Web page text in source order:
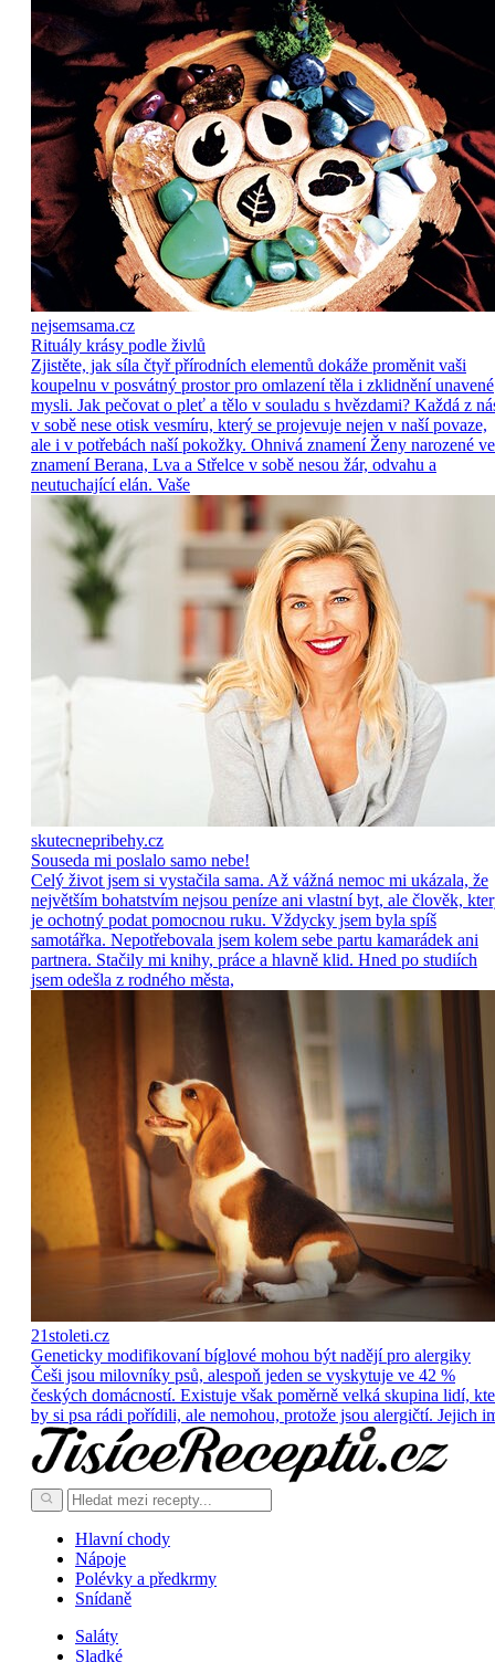
nejsemsama.cz
Rituály krásy podle živlů
Zjistěte, jak síla čtyř přírodních elementů dokáže proměnit vaši
koupelnu v posvátný prostor pro omlazení těla i zklidnění unavené
mysli. Jak pečovat o pleť a tělo v souladu s hvězdami? Každá z
v sobě nese otisk vesmíru, který se projevuje nejen v naší povaze,
ale i v potřebách naší pokožky. Ohnivá znamení Ženy narozené ve
znamení Berana, Lva a Střelce v sobě nesou žár, odvahu a
neutuchající elán. Vaše
skutecnepribehy.cz
Souseda mi poslalo samo nebe!
Celý život jsem si vystačila sama. Až vážná nemoc mi ukázala, že
největším bohatstvím nejsou peníze ani vlastní byt, ale člověk,
je ochotný podat pomocnou ruku. Vždycky jsem byla spíš
samotářka. Nepotřebovala jsem kolem sebe partu kamarádek ani
partnera. Stačily mi knihy, práce a hlavně klid. Hned po studiích
jsem odešla z rodného města,
21stoleti.cz
Geneticky modifikovaní bíglové mohou být nadějí pro alergiky
Češi jsou milovníky psů, alespoň jeden se vyskytuje ve 42 %
českých domácností. Existuje však poměrně velká skupina lidí,
by si psa rádi pořídili, ale nemohou, protože jsou alergičtí. Jejich
Hlavní chody
Nápoje
Polévky a předkrmy
Snídaně
Saláty
Sladké